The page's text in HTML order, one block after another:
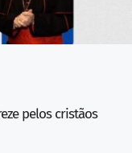
pelos cristãos